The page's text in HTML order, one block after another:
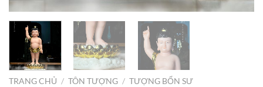
TRANG CHỦ / TÔN TƯỢNG / TƯỢNG BỔN SƯ